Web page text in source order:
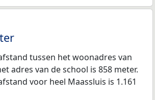
tussen het woonadres van
adres van de school is 858 meter.
voor heel Maassluis is 1.161